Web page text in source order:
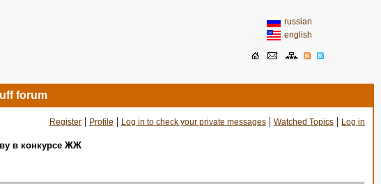
russian
english
forum
Register | Profile | Log in to check your private messages | Watched Topics | Log in
в конкурсе ЖЖ